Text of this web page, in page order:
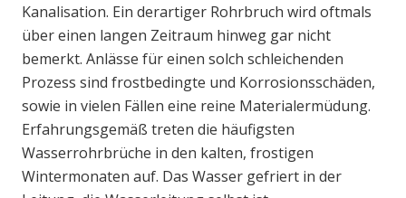
Kanalisation. Ein derartiger Rohrbruch wird oftmals
über einen langen Zeitraum hinweg gar nicht
bemerkt. Anlässe für einen solch schleichenden
Prozess sind frostbedingte und Korrosionsschäden,
sowie in vielen Fällen eine reine Materialermüdung.
Erfahrungsgemäß treten die häufigsten
Wasserrohrbrüche in den kalten, frostigen
Wintermonaten auf. Das Wasser gefriert in der